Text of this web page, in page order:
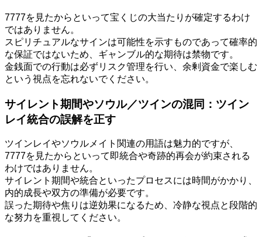
7777を見たからといって宝くじの大当たりが確定するわけ
ではありません。
スピリチュアルなサインは可能性を示すものであって確率的
な保証ではないため、ギャンブル的な期待は禁物です。
金銭面での行動は必ずリスク管理を行い、余剰資金で楽しむ
という視点を忘れないでください。
サイレント期間やソウル／ツインの混同：ツイン
レイ統合の誤解を正す
ツインレイやソウルメイト関連の用語は魅力的ですが、
7777を見たからといって即統合や奇跡的再会が約束される
わけではありません。
サイレント期間や統合といったプロセスには時間がかかり、
内的成長や双方の準備が必要です。
誤った期待や焦りは逆効果になるため、冷静な視点と段階的
な努力を重視してください。